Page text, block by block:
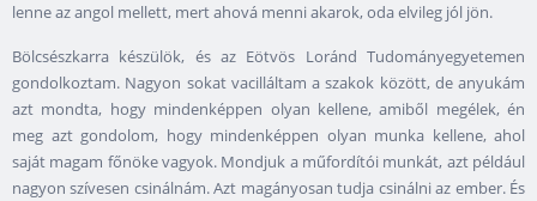
lenne az angol mellett, mert ahová menni akarok, oda elvileg jól jön.
Bölcsészkarra készülök, és az Eötvös Loránd Tudományegyetemen
gondolkoztam. Nagyon sokat vacilláltam a szakok között, de anyukám
azt mondta, hogy mindenképpen olyan kellene, amiből megélek, én
meg azt gondolom, hogy mindenképpen olyan munka kellene, ahol
saját magam főnöke vagyok. Mondjuk a műfordítói munkát, azt például
nagyon szívesen csinálnám. Azt magányosan tudja csinálni az ember. És